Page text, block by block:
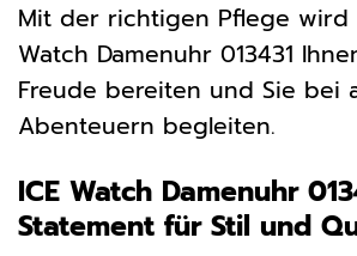
Mit der richtigen Pflege wird
Watch Damenuhr 013431
Freude bereiten und Sie bei
Abenteuern begleiten.
ICE Watch Damenuhr
Statement für Stil und